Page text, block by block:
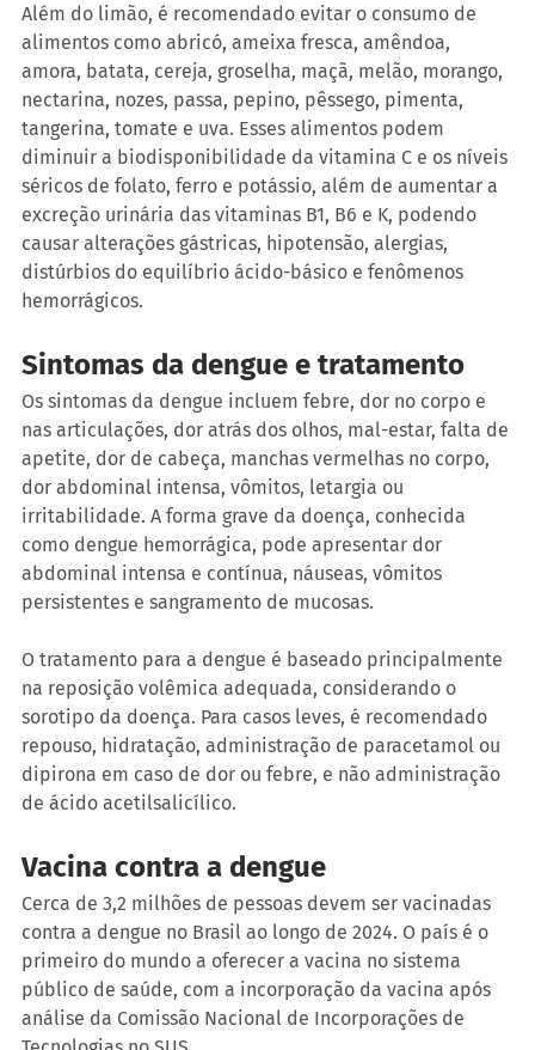
Além do limão, é recomendado evitar o consumo de
alimentos como abricó, ameixa fresca, amêndoa,
amora, batata, cereja, groselha, maçã, melão, morango,
nectarina, nozes, passa, pepino, pêssego, pimenta,
tangerina, tomate e uva. Esses alimentos podem
diminuir a biodisponibilidade da vitamina C e os níveis
séricos de folato, ferro e potássio, além de aumentar a
excreção urinária das vitaminas B1, B6 e K, podendo
causar alterações gástricas, hipotensão, alergias,
distúrbios do equilíbrio ácido-básico e fenômenos
hemorrágicos.
Sintomas da dengue e tratamento
Os sintomas da dengue incluem febre, dor no corpo e
nas articulações, dor atrás dos olhos, mal-estar, falta de
apetite, dor de cabeça, manchas vermelhas no corpo,
dor abdominal intensa, vômitos, letargia ou
irritabilidade. A forma grave da doença, conhecida
como dengue hemorrágica, pode apresentar dor
abdominal intensa e contínua, náuseas, vômitos
persistentes e sangramento de mucosas.
O tratamento para a dengue é baseado principalmente
na reposição volêmica adequada, considerando o
sorotipo da doença. Para casos leves, é recomendado
repouso, hidratação, administração de paracetamol ou
dipirona em caso de dor ou febre, e não administração
de ácido acetilsalicílico.
Vacina contra a dengue
Cerca de 3,2 milhões de pessoas devem ser vacinadas
contra a dengue no Brasil ao longo de 2024. O país é o
primeiro do mundo a oferecer a vacina no sistema
público de saúde, com a incorporação da vacina após
análise da Comissão Nacional de Incorporações de